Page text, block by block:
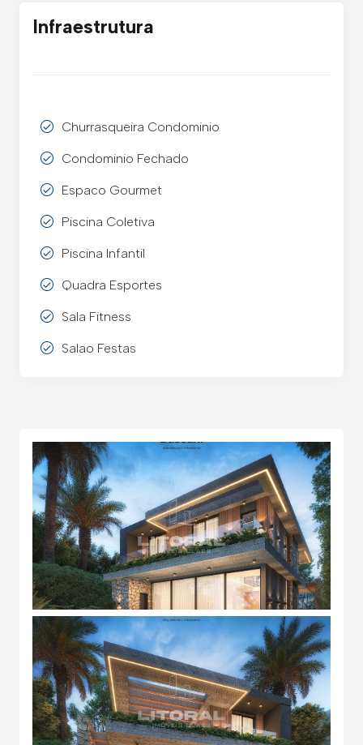
Infraestrutura
Churrasqueira Condominio
Condominio Fechado
Espaco Gourmet
Piscina Coletiva
Piscina Infantil
Quadra Esportes
Sala Fitness
Salao Festas